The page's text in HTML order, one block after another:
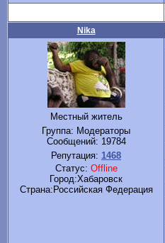
Nika
Местный житель
Группа: Модераторы
Сообщений: 19784
Репутация: 1468
Статус: Offline
Город:Хабаровск
Cтрана:Российская Федерация